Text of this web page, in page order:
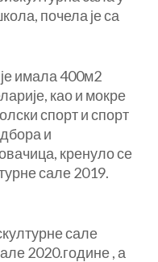
почела је са
имала 400м2
као и мокре
спорт и спорт
и
кренуло се
сале 2019.
сале
2020.године , а